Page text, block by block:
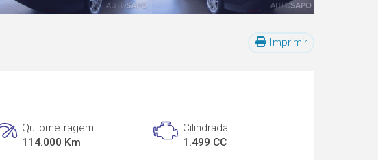
Imprimir
Quilometragem
114.000 Km
Cilindrada
1.499 CC